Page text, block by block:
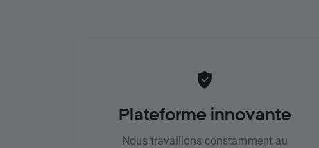
Plateforme innovante
Nous travaillons constamment au